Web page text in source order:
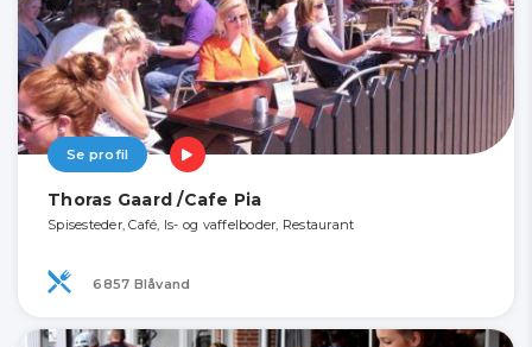
Se profil
Thoras Gaard /Cafe Pia
Spisesteder, Café, Is- og vaffelboder, Restaurant
6857 Blåvand